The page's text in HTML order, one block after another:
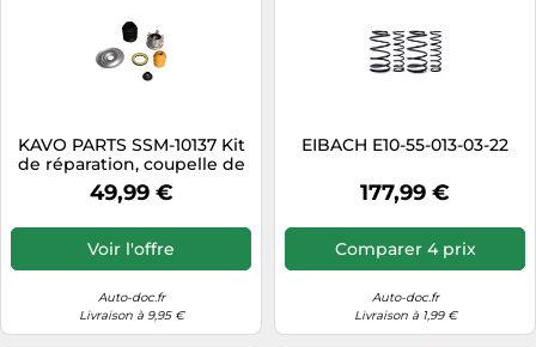
KAVO PARTS SSM-10137 Kit
de réparation, coupelle de
suspension
49,99 €
Voir l'offre
Auto-doc.fr
Livraison à 9,95 €
EIBACH E10-55-013-03-22
177,99 €
Comparer 4 prix
Auto-doc.fr
Livraison à 1,99 €